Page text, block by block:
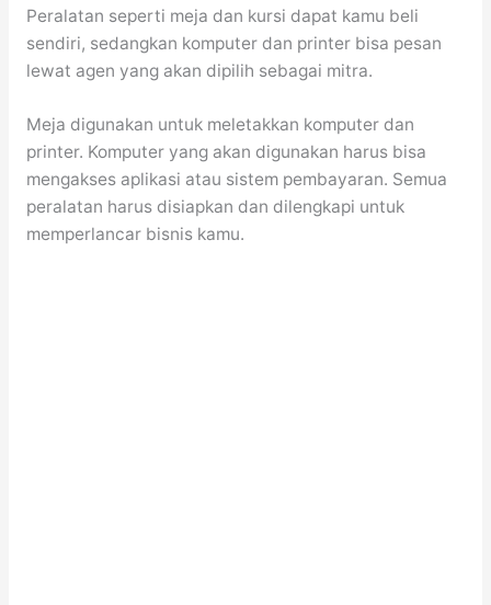
Peralatan seperti meja dan kursi dapat kamu beli
sendiri, sedangkan komputer dan printer bisa pesan
lewat agen yang akan dipilih sebagai mitra.
Meja digunakan untuk meletakkan komputer dan
printer. Komputer yang akan digunakan harus bisa
mengakses aplikasi atau sistem pembayaran. Semua
peralatan harus disiapkan dan dilengkapi untuk
memperlancar bisnis kamu.